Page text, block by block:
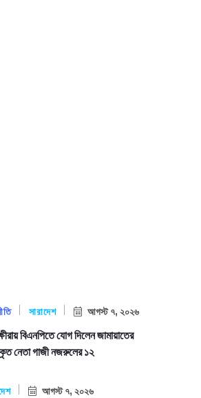
সারাদেশ আগস্ট ৭, ২০২৬
বিএনপিতে যোগ দিলেন জামায়াতের
নেতা গাজী নজরুলের ১২
আগস্ট ৭, ২০২৬